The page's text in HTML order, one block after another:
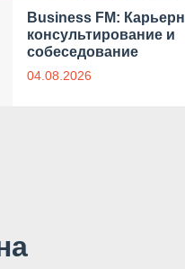
Business FM:
консультирование и
собеседование
04.08.2026